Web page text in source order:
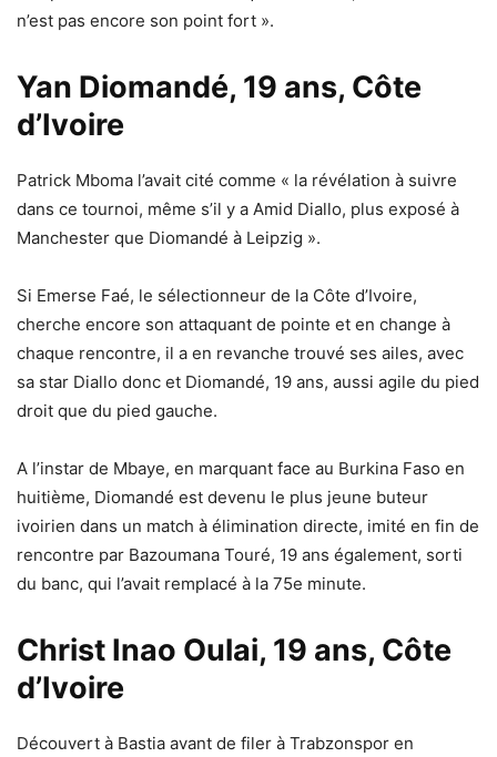
n’est pas encore son point fort ».
Yan Diomandé, 19 ans, Côte
d’Ivoire
Patrick Mboma l’avait cité comme « la révélation à suivre
dans ce tournoi, même s’il y a Amid Diallo, plus exposé à
Manchester que Diomandé à Leipzig ».
Si Emerse Faé, le sélectionneur de la Côte d’Ivoire,
cherche encore son attaquant de pointe et en change à
chaque rencontre, il a en revanche trouvé ses ailes, avec
sa star Diallo donc et Diomandé, 19 ans, aussi agile du pied
droit que du pied gauche.
A l’instar de Mbaye, en marquant face au Burkina Faso en
huitième, Diomandé est devenu le plus jeune buteur
ivoirien dans un match à élimination directe, imité en fin de
rencontre par Bazoumana Touré, 19 ans également, sorti
du banc, qui l’avait remplacé à la 75e minute.
Christ Inao Oulai, 19 ans, Côte
d’Ivoire
Découvert à Bastia avant de filer à Trabzonspor en